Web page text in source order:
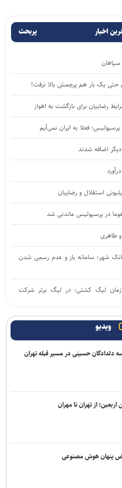
اخبار پربحث
سپاهان
رضاییان برای بازگشت به اهواز
فعلا به ایران نمی‌آیم
در پرسپولیس ماندنی شد
طاهری
بانک شهر؛ سامانه‌ باز و عدم رسمی شدن
لیگ کشتی: در لیگ برتر شرکت
بدمینتون
به شاگردانم ایمان دارم/ توانایی
با عبور از روسیه به مراکش رسید
با همتایان چینی
انصراف می‌دهد؟
گروهی پرسپولیس
میدان بدهد/دل رضاییان با تیم نبود و
ویدیو
دلدادگان حسینی در مسیر قبله تهران
اربعین؛ از تهران تا مهران
پنهان هوش مصنوعی